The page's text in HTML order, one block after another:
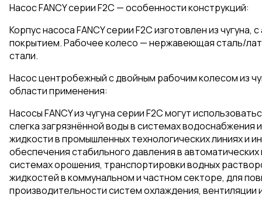
Насос FANCY серии F2C — особенности конструкций:
Корпус насоса FANCY серии F2С изготовлен из чугуна,
покрытием. Рабочее колесо — нержавеющая сталь/
стали.
Насос центробежный с двойным рабочим колесом из
области применения:
Насосы FANCY из чугуна серии F2C могут
слегка загрязнённой воды в системах водоснабжения
жидкости в промышленных технологических линиях и
обеспечения стабильного давления в автоматических
системах орошения, транспортировки водных
жидкостей в коммунальном и частном секторе, для
производительности систем охлаждения, вентиляции